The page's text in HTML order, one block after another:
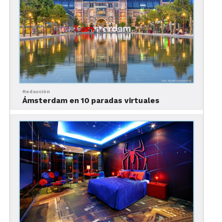
3. Los Jardines de
Luxemburgo
En primavera, estos jardines son un imperdible
para los amantes de la fotografía, ya que
Redacción
Ámsterdam en 10 paradas virtuales